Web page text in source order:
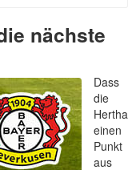
nächste
Dass
die
Hertha
einen
Punkt
aus